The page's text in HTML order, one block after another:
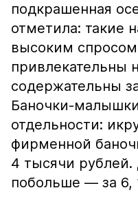
подкрашенная
отметила: такие
высоким
привлекательны
содержательны
Баночки-
отдельности:
фирменной
4 тысячи
побольше — за 6,